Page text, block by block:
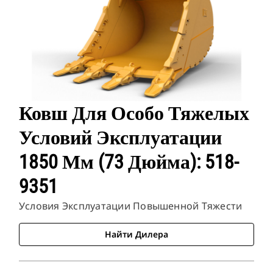
Ковш Для Особо Тяжелых
Условий Эксплуатации
1850 Мм (73 Дюйма): 518-
9351
Условия Эксплуатации Повышенной Тяжести
Найти Дилера